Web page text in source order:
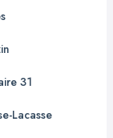
31
Lacasse